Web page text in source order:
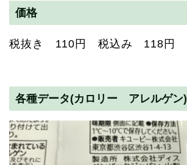
価格
税抜き 110円 税込み 118円
各種データ(カロリー アレルゲン)